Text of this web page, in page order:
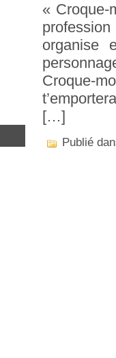
« Croque-
organise
Croque-
[…]
Publié